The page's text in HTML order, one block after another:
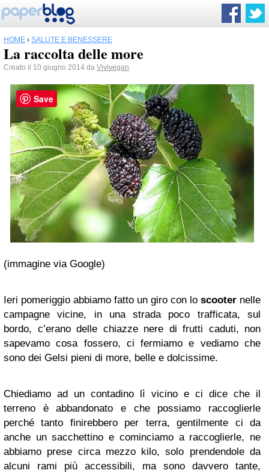
HOME › SALUTE E BENESSERE
La raccolta delle more
Creato il 10 giugno 2014 da Vivivegan
(immagine via Google)
Ieri pomeriggio abbiamo fatto un giro con lo scooter nelle
campagne vicine, in una strada poco trafficata, sul
bordo, c’erano delle chiazze nere di frutti caduti, non
sapevamo cosa fossero, ci fermiamo e vediamo che
sono dei Gelsi pieni di more, belle e dolcissime.
Chiediamo ad un contadino lì vicino e ci dice che il
terreno è abbandonato e che possiamo raccoglierle
perché tanto finirebbero per terra, gentilmente ci da
anche un sacchettino e cominciamo a raccoglierle, ne
abbiamo prese circa mezzo kilo, solo prendendole da
alcuni rami più accessibili, ma sono davvero tante,
Save